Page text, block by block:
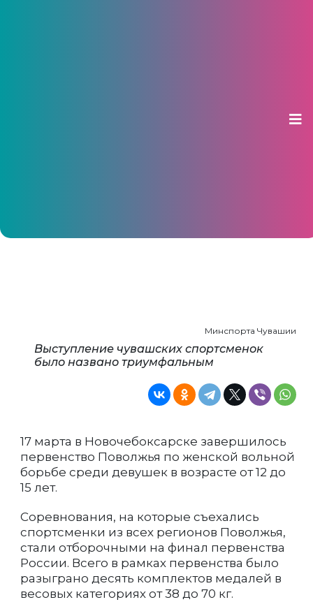
Минспорта Чувашии
Выступление чувашских спортсменок
было названо триумфальным
17 марта в Новочебоксарске завершилось
первенство Поволжья по женской вольной
борьбе среди девушек в возрасте от 12 до
15 лет.
Соревнования, на которые съехались
спортсменки из всех регионов Поволжья,
стали отборочными на финал первенства
России. Всего в рамках первенства было
разыграно десять комплектов медалей в
весовых категориях от 38 до 70 кг.